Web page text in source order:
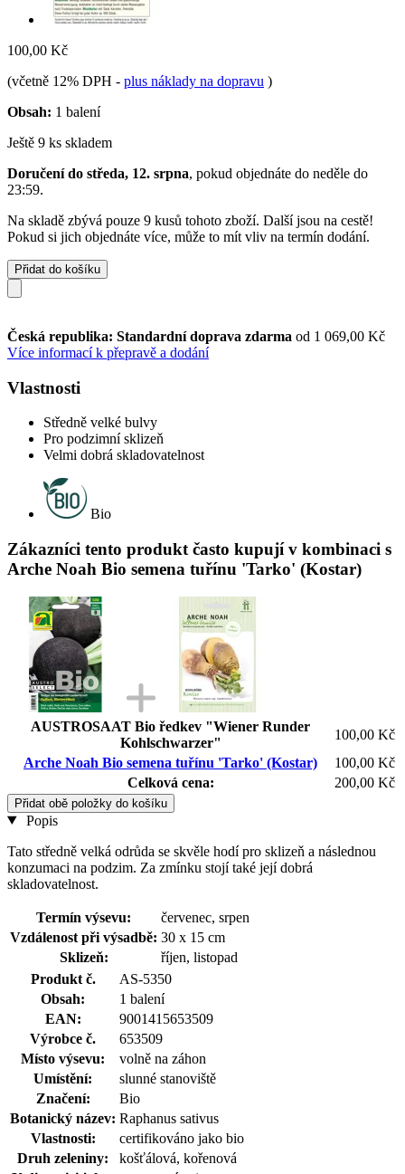
100,00 Kč
(včetně 12% DPH - plus náklady na dopravu )
Obsah: 1 balení
Ještě 9 ks skladem
Doručení do středa, 12. srpna, pokud objednáte do neděle do
23:59.
Na skladě zbývá pouze 9 kusů tohoto zboží. Další jsou na cestě!
Pokud si jich objednáte více, může to mít vliv na termín dodání.
Přidat do košíku
Česká republika: Standardní doprava zdarma od 1 069,00 Kč
Více informací k přepravě a dodání
Vlastnosti
Středně velké bulvy
Pro podzimní sklizeň
Velmi dobrá skladovatelnost
Bio
Zákazníci tento produkt často kupují v kombinaci s
Arche Noah Bio semena tuřínu 'Tarko' (Kostar)
AUSTROSAAT Bio ředkev "Wiener Runder
Kohlschwarzer"
100,00 Kč
Arche Noah Bio semena tuřínu 'Tarko' (Kostar)
100,00 Kč
Celková cena:
200,00 Kč
Přidat obě položky do košíku
Popis
Tato středně velká odrůda se skvěle hodí pro sklizeň a následnou
konzumaci na podzim. Za zmínku stojí také její dobrá
skladovatelnost.
Termín výsevu:
červenec, srpen
Vzdálenost při výsadbě: 30 x 15 cm
Sklizeň:
říjen, listopad
Produkt č.
AS-5350
Obsah:
1 balení
EAN:
9001415653509
Výrobce č.
653509
Místo výsevu:
volně na záhon
Umístění:
slunné stanoviště
Značení:
Bio
Botanický název: Raphanus sativus
Vlastnosti:
certifikováno jako bio
Druh zeleniny:
košťálová, kořenová